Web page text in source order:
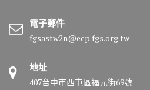
電子郵件
fgsastw2n@ecp.fgs.org.tw
地址
407台中市西屯區福元街69號